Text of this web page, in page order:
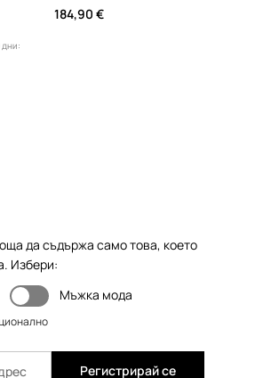
184,90 €
да съдържа само това, което
Избери:
Мъжка мода
Регистрирай се